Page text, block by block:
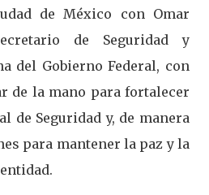
de México con Omar
de Seguridad y
del Gobierno Federal, con
de la mano para fortalecer
de Seguridad y, de manera
para mantener la paz y la